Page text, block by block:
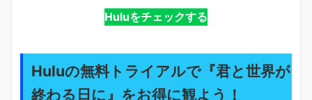
Huluをチェックする
Huluの無料トライアルで『君と世界が
終わる日に』をお得に観よう！